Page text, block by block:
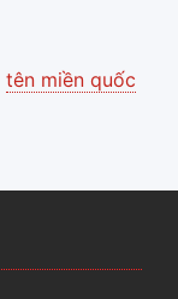
tên miền quốc